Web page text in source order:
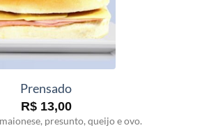
Prensado
R$13,00
presunto, queijo e ovo.